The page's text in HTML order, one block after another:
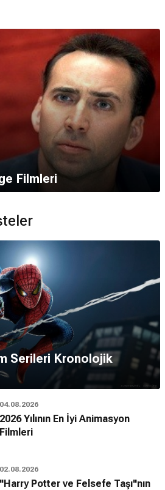
Filmleri
Serileri Kronolojik
04.08.2026
2026 Yılının En İyi Animasyon
Filmleri
02.08.2026
"Harry Potter ve Felsefe Taşı"nın